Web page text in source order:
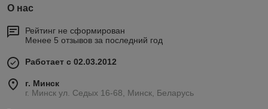
О нас
Рейтинг не сформирован
Менее 5 отзывов за последний год
Работает с 02.03.2012
г. Минск
г. Минск ул. Седых 16-68, Минск, Беларусь